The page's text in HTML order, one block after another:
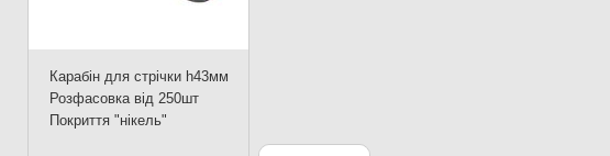
Карабін для стрічки h43мм
Розфасовка від 250шт
Покриття "нікель"